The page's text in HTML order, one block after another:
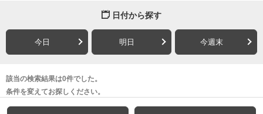
日付から探す
今日 明日 今週末
該当の検索結果は0件でした。
条件を変えてお探しください。